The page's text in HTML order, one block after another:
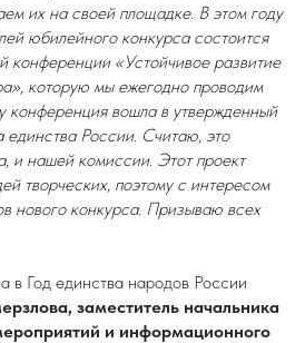
их на своей площадке. В этом году
юбилейного конкурса состоится
«Устойчивое развитие
которую мы ежегодно проводим
конференция вошла в утвержденный
единства России. Считаю, это
и нашей комиссии. Этот проект
творческих, поэтому с интересом
нового конкурса. Призываю всех
в Год единства народов России
заместитель начальника
и информационного